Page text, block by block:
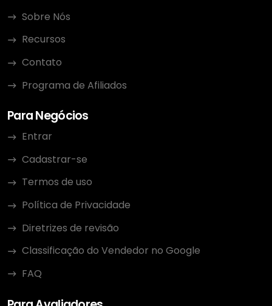
Sobre Nós
Recursos
Contato
Programa de Afiliados
Para Negócios
Entrar
Cadastrar-se
Termos de uso
Política de Privacidade
Diretrizes de revisão
Classificação do Vendedor no Google
FAQ